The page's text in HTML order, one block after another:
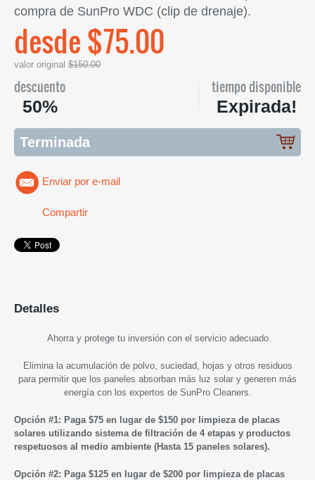
compra de SunPro WDC (clip de drenaje).
desde $75.00
valor original $150.00
descuento
50%
tiempo disponible
Expirada!
Terminada
Enviar por e-mail
Compartir
Detalles
Ahorra y protege tu inversión con el servicio adecuado.
Elimina la acumulación de polvo, suciedad, hojas y otros residuos
para permitir que los paneles absorban más luz solar y generen más
energía con los expertos de SunPro Cleaners.
Opción #1: Paga $75 en lugar de $150 por limpieza de placas
solares utilizando sistema de filtración de 4 etapas y productos
respetuosos al medio ambiente (Hasta 15 paneles solares).
Opción #2: Paga $125 en lugar de $200 por limpieza de placas